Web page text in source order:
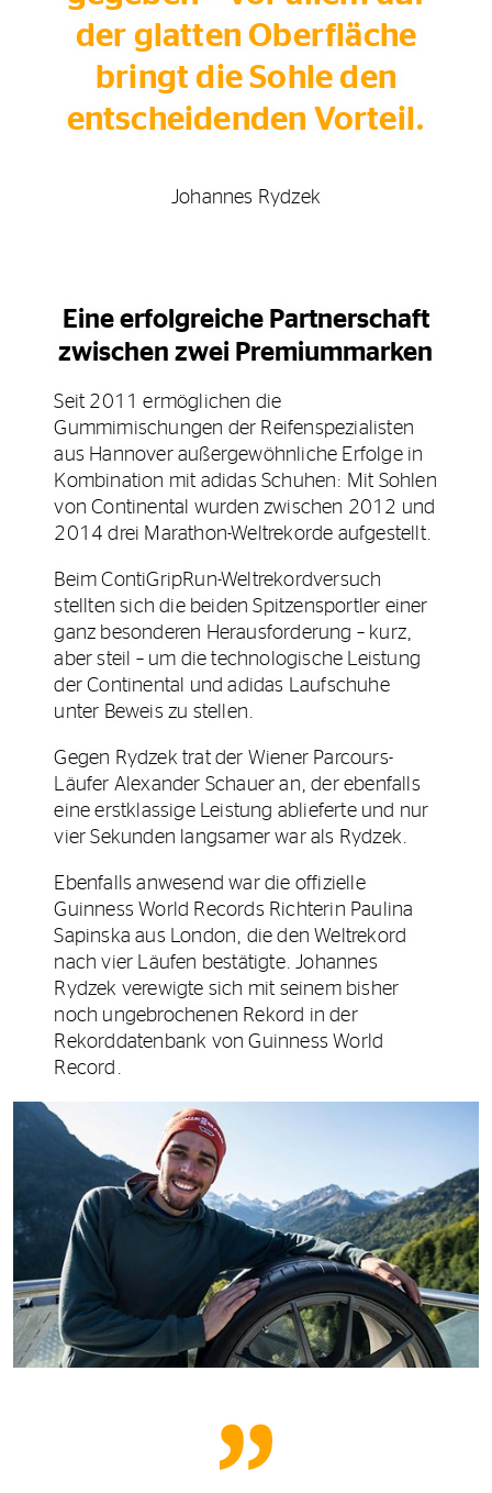
der glatten Oberfläche
bringt die Sohle den
entscheidenden Vorteil.
Johannes Rydzek
Eine erfolgreiche Partnerschaft
zwischen zwei Premiummarken
Seit 2011 ermöglichen die
Gummimischungen der Reifenspezialisten
aus Hannover außergewöhnliche Erfolge in
Kombination mit adidas Schuhen: Mit Sohlen
von Continental wurden zwischen 2012 und
2014 drei Marathon-Weltrekorde aufgestellt.
Beim ContiGripRun-Weltrekordversuch
stellten sich die beiden Spitzensportler einer
ganz besonderen Herausforderung – kurz,
aber steil – um die technologische Leistung
der Continental und adidas Laufschuhe
unter Beweis zu stellen.
Gegen Rydzek trat der Wiener Parcours-
Läufer Alexander Schauer an, der ebenfalls
eine erstklassige Leistung ablieferte und nur
vier Sekunden langsamer war als Rydzek.
Ebenfalls anwesend war die offizielle
Guinness World Records Richterin Paulina
Sapinska aus London, die den Weltrekord
nach vier Läufen bestätigte. Johannes
Rydzek verewigte sich mit seinem bisher
noch ungebrochenen Rekord in der
Rekorddatenbank von Guinness World
Record.